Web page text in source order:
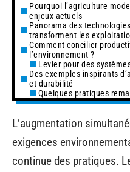
Pourquoi l’agriculture
enjeux actuels
Panorama des
transforment les
Comment concilier
l’environnement ?
Levier pour des
Des exemples inspirants
et durabilité
Quelques pratiques
L’augmentation
exigences
continue des pratiques.